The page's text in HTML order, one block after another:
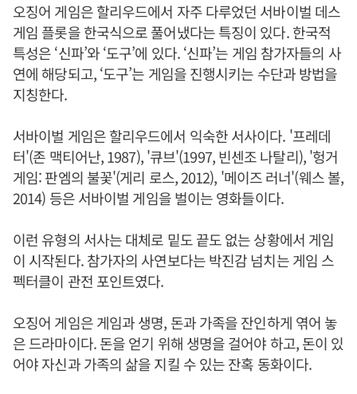
오징어 게임은 할리우드에서 자주 다루었던 서바이벌 데스
게임 플롯을 한국식으로 풀어냈다는 특징이 있다. 한국적
특성은 ‘신파’와 ‘도구’에 있다. ‘신파’는 게임 참가자들의 사
연에 해당되고, ‘도구’는 게임을 진행시키는 수단과 방법을
지칭한다.
서바이벌 게임은 할리우드에서 익숙한 서사이다. '프레데
터'(존 맥티어난, 1987), '큐브'(1997, 빈센조 나탈리), '헝거
게임: 판엠의 불꽃'(게리 로스, 2012), '메이즈 러너'(웨스 볼,
2014) 등은 서바이벌 게임을 벌이는 영화들이다.
이런 유형의 서사는 대체로 밑도 끝도 없는 상황에서 게임
이 시작된다. 참가자의 사연보다는 박진감 넘치는 게임 스
펙터클이 관전 포인트였다.
오징어 게임은 게임과 생명, 돈과 가족을 잔인하게 엮어 놓
은 드라마이다. 돈을 얻기 위해 생명을 걸어야 하고, 돈이 있
어야 자신과 가족의 삶을 지킬 수 있는 잔혹 동화이다.